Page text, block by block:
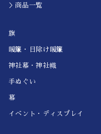
＞商品一覧
旗
暖簾・日除け暖簾
神社幕・神社幟
手ぬぐい
幕
イベント・ディスプレイ